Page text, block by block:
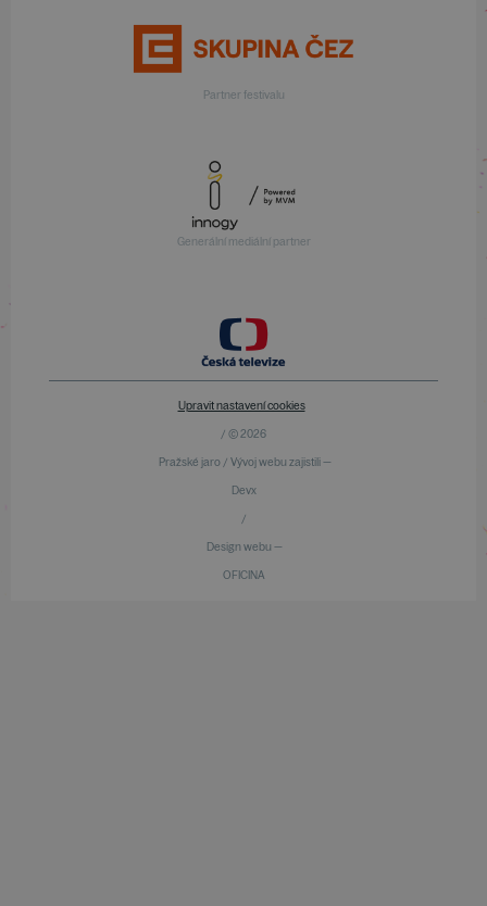
Partner festivalu
Generální mediální partner
Upravit nastavení cookies
/ © 2026
Pražské jaro / Vývoj webu zajistili —
Devx
/
Design webu —
OFICINA